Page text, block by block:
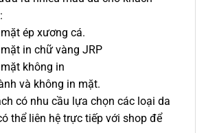
ép xương cá.
in chữ vàng JRP
không in
và không in mặt.
có nhu cầu lựa chọn các loại da
thể liên hệ trực tiếp với shop để